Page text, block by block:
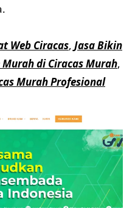
Web Ciracas, Jasa Bikin
Murah di Ciracas Murah,
Murah Profesional